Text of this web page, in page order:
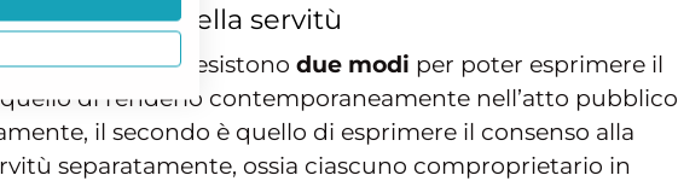
il consenso della servitù
del terreno esistono due modi per poter esprimere il
di renderlo contemporaneamente nell’atto pubblico
il secondo è quello di esprimere il consenso alla
separatamente, ossia ciascuno comproprietario in